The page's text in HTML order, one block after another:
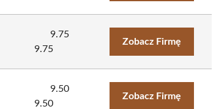
9.75
9.75
Zobacz Firmę
9.50
9.50
Zobacz Firmę